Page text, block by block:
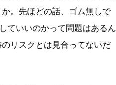
。先ほどの話、ゴム無しで
ていいのかって問題はあるん
リスクとは見合ってないだ